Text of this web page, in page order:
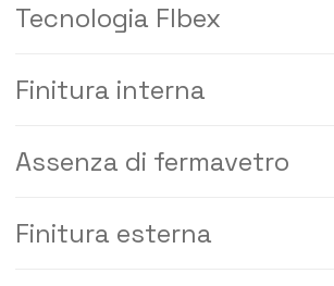
Tecnologia FIbex
Finitura interna
Assenza di fermavetro
Finitura esterna